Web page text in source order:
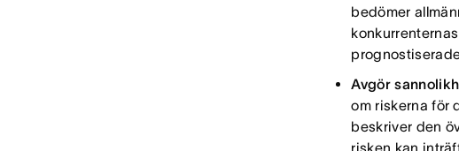
bedömer
Avgör
om riskerna för
beskriver den
risken kan